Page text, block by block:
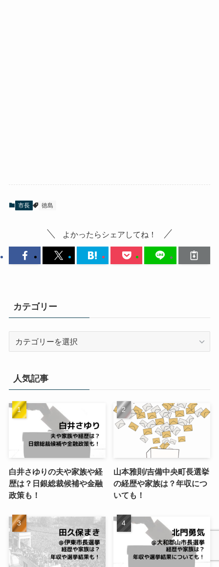
市長 徳島
よかったらシェアしてね！
カテゴリー
ー
人気記事
白井さゆりの夫や家族や経
歴は？日銀総裁候補や金融
政策も！
山本雅則/吉備中央町長選挙
の経歴や家族は？年収につ
いても！